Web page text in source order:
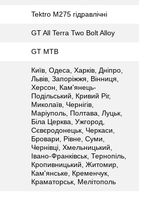
Tektro M275 гідравлічні
GT All Terra Two Bolt Alloy
GT MTB
Київ, Одеса, Харків, Дніпро,
Львів, Запоріжжя, Вінниця,
Херсон, Кам'янець-
Подільський, Кривий Ріг,
Миколаїв, Чернігів,
Маріуполь, Полтава, Луцьк,
Біла Церква, Ужгород,
Сєвєродонецьк, Черкаси,
Бровари, Рівне, Суми,
Чернівці, Хмельницький,
Івано-Франківськ, Тернопіль,
Кропивницький, Житомир,
Кам'янське, Кременчук,
Краматорськ, Мелітополь